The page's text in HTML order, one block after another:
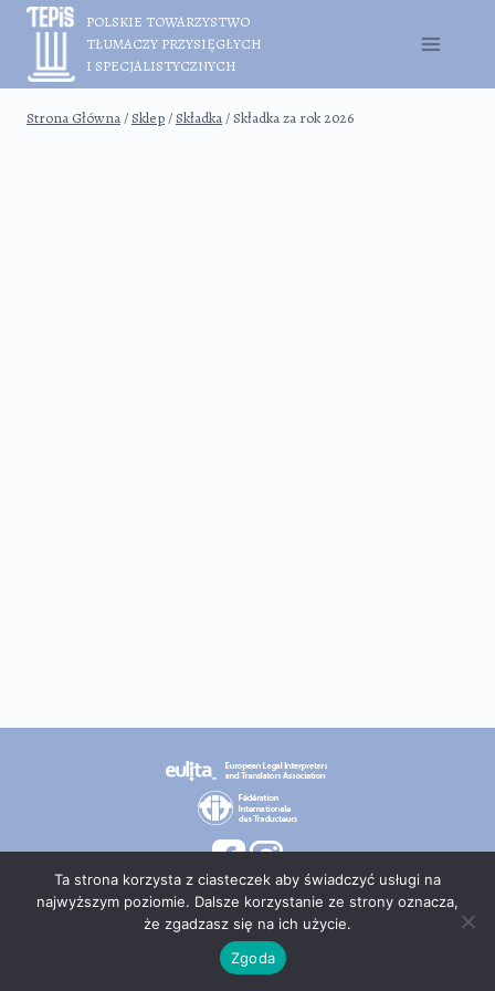
Przejdź
treści
POLSKIE TOWARZYSTWO
TŁUMACZY PRZYSIĘGŁYCH
I SPECJALISTYCZNYCH
Strona Główna/Sklep/Składka/Składka za rok 2026
© 2026 PT TEPIS
Ta strona korzysta z ciasteczek aby świadczyć usługi na
najwyższym poziomie. Dalsze korzystanie ze strony oznacza,
że zgadzasz się na ich użycie.
Zgoda